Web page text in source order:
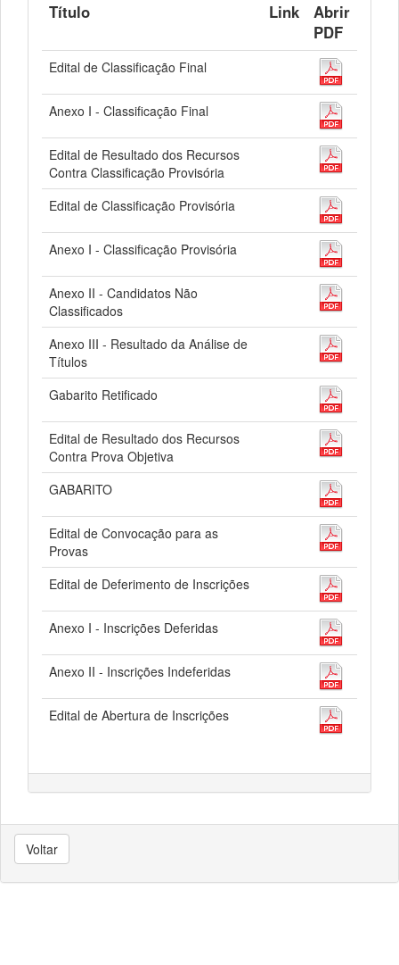
Título Link
Abrir
PDF
Edital de Classificação Final
Anexo I - Classificação Final
Edital de Resultado dos Recursos
Contra Classificação Provisória
Edital de Classificação Provisória
Anexo I - Classificação Provisória
Anexo II - Candidatos Não
Classificados
Anexo III - Resultado da Análise de
Títulos
Gabarito Retificado
Edital de Resultado dos Recursos
Contra Prova Objetiva
GABARITO
Edital de Convocação para as
Provas
Edital de Deferimento de Inscrições
Anexo I - Inscrições Deferidas
Anexo II - Inscrições Indeferidas
Edital de Abertura de Inscrições
Voltar